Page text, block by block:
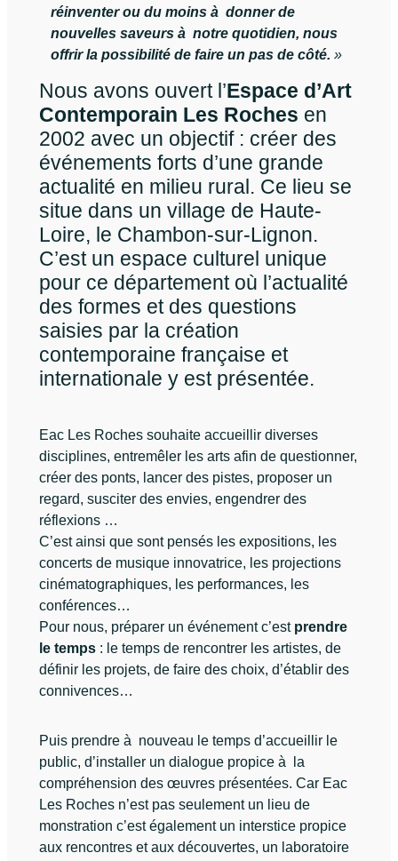
réinventer ou du moins à donner de
nouvelles saveurs à notre quotidien, nous
offrir la possibilité de faire un pas de côté. »
Nous avons ouvert l’Espace d’Art
Contemporain Les Roches en
2002 avec un objectif : créer des
événements forts d’une grande
actualité en milieu rural. Ce lieu se
situe dans un village de Haute-
Loire, le Chambon-sur-Lignon.
C’est un espace culturel unique
pour ce département où l’actualité
des formes et des questions
saisies par la création
contemporaine française et
internationale y est présentée.
Eac Les Roches souhaite accueillir diverses
disciplines, entremêler les arts afin de questionner,
créer des ponts, lancer des pistes, proposer un
regard, susciter des envies, engendrer des
réflexions …
C’est ainsi que sont pensés les expositions, les
concerts de musique innovatrice, les projections
cinématographiques, les performances, les
conférences…
Pour nous, préparer un événement c’est prendre
le temps: le temps de rencontrer les artistes, de
définir les projets, de faire des choix, d’établir des
connivences…
Puis prendre à nouveau le temps d’accueillir le
public, d’installer un dialogue propice à la
compréhension des œuvres présentées. Car Eac
Les Roches n’est pas seulement un lieu de
monstration c’est également un interstice propice
aux rencontres et aux découvertes, un laboratoire